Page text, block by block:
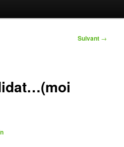
Suivant →